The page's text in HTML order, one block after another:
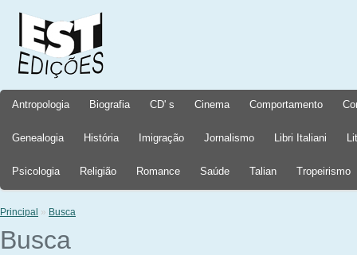
Antropologia Biografia CD' s Cinema Comportamento
Genealogia História Imigração Jornalismo Libri Italiani
Psicologia Religião Romance Saúde Talian Tropeirismo
Principal » Busca
Busca